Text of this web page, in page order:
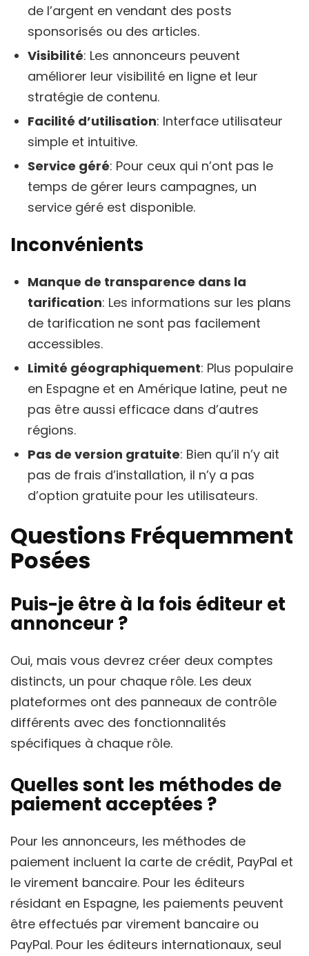
de l’argent en vendant des posts
sponsorisés ou des articles.
Visibilité: Les annonceurs peuvent
améliorer leur visibilité en ligne et leur
stratégie de contenu.
Facilité d’utilisation: Interface utilisateur
simple et intuitive.
Service géré: Pour ceux qui n’ont pas le
temps de gérer leurs campagnes, un
service géré est disponible.
Inconvénients
Manque de transparence dans la
tarification: Les informations sur les plans
de tarification ne sont pas facilement
accessibles.
Limité géographiquement: Plus populaire
en Espagne et en Amérique latine, peut ne
pas être aussi efficace dans d’autres
régions.
Pas de version gratuite: Bien qu’il n’y ait
pas de frais d’installation, il n’y a pas
d’option gratuite pour les utilisateurs.
Questions Fréquemment
Posées
Puis-je être à la fois éditeur et
annonceur ?
Oui, mais vous devrez créer deux comptes
distincts, un pour chaque rôle. Les deux
plateformes ont des panneaux de contrôle
différents avec des fonctionnalités
spécifiques à chaque rôle.
Quelles sont les méthodes de
paiement acceptées ?
Pour les annonceurs, les méthodes de
paiement incluent la carte de crédit, PayPal et
le virement bancaire. Pour les éditeurs
résidant en Espagne, les paiements peuvent
être effectués par virement bancaire ou
PayPal. Pour les éditeurs internationaux, seul